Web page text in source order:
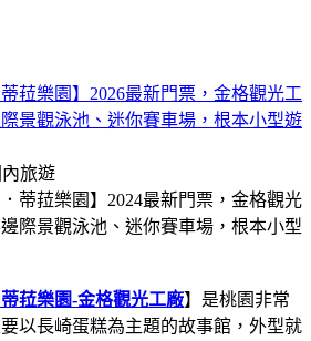
菈樂園】2026最新門票，金格觀光工
景觀泳池、迷你賽車場，根本小型遊
內旅遊
菈樂園-金格觀光工廠】是桃園非常
以長崎蛋糕為主題的故事館，外型就